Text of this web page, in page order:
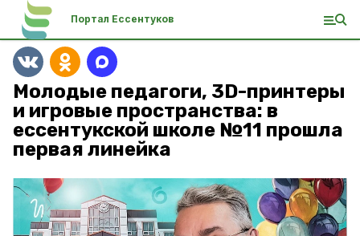
Портал Ессентуков
Молодые педагоги, 3D-принтеры
и игровые пространства: в
ессентукской школе №11 прошла
первая линейка